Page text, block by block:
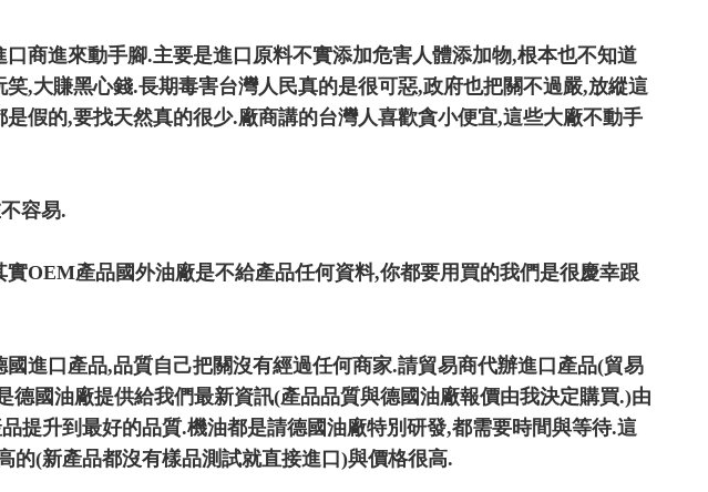
商進來動手腳.主要是進口原料不實添加危害人體添加物,根本也不知道
,大賺黑心錢.長期毒害台灣人民真的是很可惡,政府也把關不過嚴,放縱這
假的,要找天然真的很少.廠商講的台灣人喜歡貪小便宜,這些大廠不動手
容易.
OEM產品國外油廠是不給產品任何資料,你都要用買的我們是很慶幸跟
進口產品,品質自己把關沒有經過任何商家.請貿易商代辦進口產品(貿易
德國油廠提供給我們最新資訊(產品品質與德國油廠報價由我決定購買.)由
提升到最好的品質.機油都是請德國油廠特別研發,都需要時間與等待.這
的(新產品都沒有樣品測試就直接進口)與價格很高.